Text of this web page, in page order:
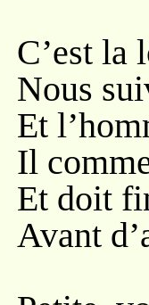
C’est la
Nous
Et
Il
Et doit
Avant